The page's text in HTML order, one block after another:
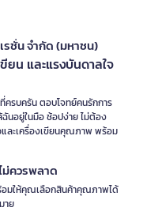
รชั่น จำกัด (มหาชน)
ยน และแรงบันดาลใจ
ครบครัน ตอบโจทย์คนรักการ
นอยู่ในมือ ช้อปง่าย ไม่ต้อง
และเครื่องเขียนคุณภาพ พร้อม
ควรพลาด
อมให้คุณเลือกสินค้าคุณภาพได้
าย